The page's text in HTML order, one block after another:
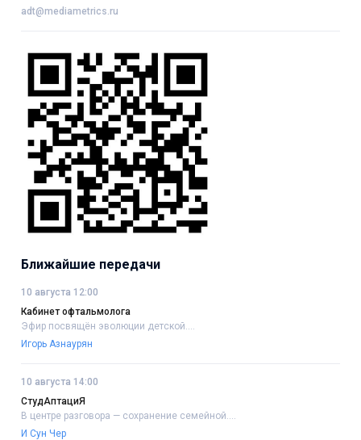
adt@mediametrics.ru
Ближайшие передачи
10 августа 12:00
Кабинет офтальмолога
Эфир посвящён эволюции детской....
Игорь Азнаурян
10 августа 14:00
СтудАптациЯ
В центре разговора — сохранение семейной....
И Сун Чер